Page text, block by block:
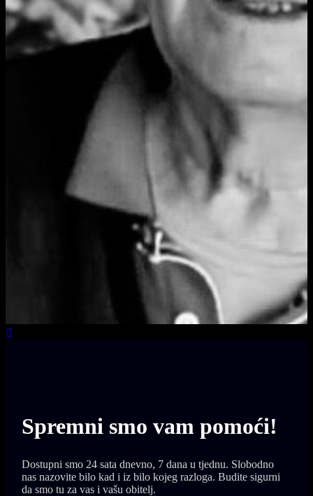
Spremni smo vam pomoći!
Dostupni smo 24 sata dnevno, 7 dana u tjednu. Slobodno
nas nazovite bilo kad i iz bilo kojeg razloga. Budite sigurni
da smo tu za vas i vašu obitelj.